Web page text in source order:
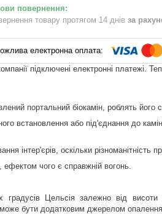
товару протягом 14 днів за
підключені електронні платежі.
портальний біокамін, роблять його
встановлення або під'єднання до
інтер'єрів, оскільки різноманітність
чого є справжній вогонь.
градусів Цельсія залежно від
бути додатковим джерелом опалення.